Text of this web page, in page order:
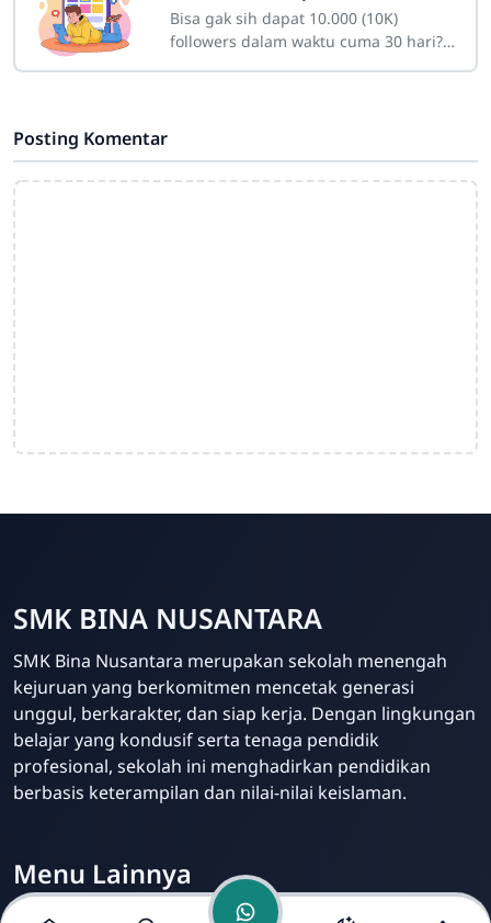
Admin Sekolah
Online
dalam Sebulan
Bisa gak sih dapat 10.000 (10K)
followers dalam waktu cuma 30 hari?
Posting Komentar
SMK BINA NUSANTARA
SMK Bina Nusantara merupakan sekolah menengah
kejuruan yang berkomitmen mencetak generasi
unggul, berkarakter, dan siap kerja. Dengan lingkungan
belajar yang kondusif serta tenaga pendidik
profesional, sekolah ini menghadirkan pendidikan
berbasis keterampilan dan nilai-nilai keislaman.
Menu Lainnya
Visi dan Misi